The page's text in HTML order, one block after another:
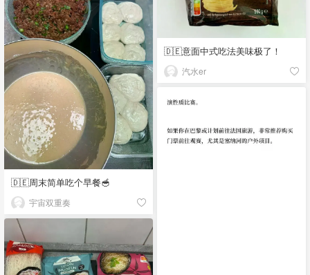
🇩🇪意面中式吃法美味极了！
汽水er
🇩🇪周末简单吃个早餐🥣
宇宙双重奏